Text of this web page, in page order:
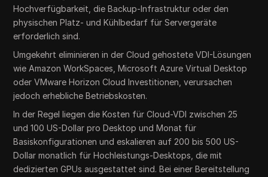
Hochverfügbarkeit, die Backup-Infrastruktur oder den
physischen Platz- und Kühlbedarf für Servergeräte
erforderlich sind.
Umgekehrt eliminieren in der Cloud gehostete VDI-Lösungen
wie Amazon WorkSpaces, Microsoft Azure Virtual Desktop
oder VMware Horizon Cloud Investitionen, verursachen
jedoch erhebliche Betriebskosten.
In der Regel liegen die Kosten für Cloud-VDI zwischen 25
und 100 US-Dollar pro Desktop und Monat für
Basiskonfigurationen und eskalieren auf 200 bis 500 US-
Dollar monatlich für Hochleistungs-Desktops, die mit
dedizierten GPUs ausgestattet sind. Bei einer Bereitstellung